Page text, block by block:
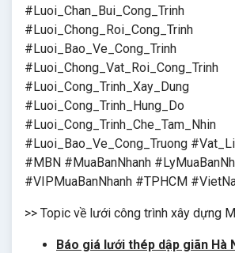
#Luoi_Chan_Bui_Cong_Trinh
#Luoi_Chong_Roi_Cong_Trinh
#Luoi_Bao_Ve_Cong_Trinh
#Luoi_Chong_Vat_Roi_Cong_Trinh
#Luoi_Cong_Trinh_Xay_Dung
#Luoi_Cong_Trinh_Hung_Do
#Luoi_Cong_Trinh_Che_Tam_Nhin
#Luoi_Bao_Ve_Cong_Truong
#MBN #MuaBanNhanh
#VIPMuaBanNhanh #TPHCM
>> Topic về lưới công trình xây dựng
Báo giá lưới thép dập giãn Hà